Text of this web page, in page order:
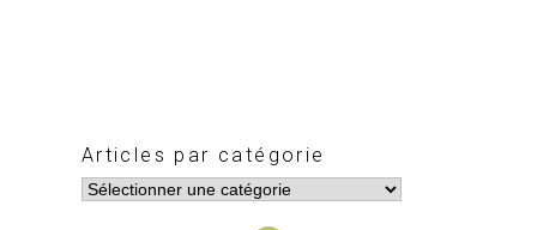
Articles par catégorie